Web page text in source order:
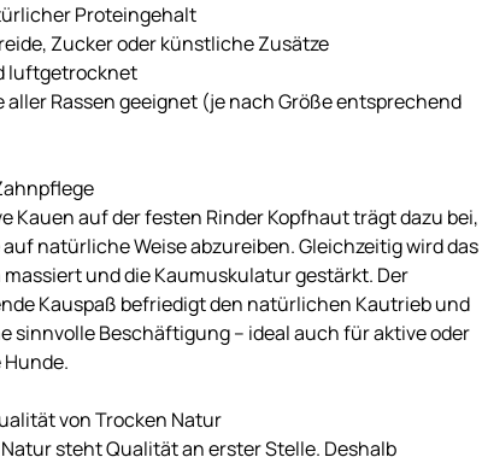
Proteingehalt
Zucker oder künstliche Zusätze
luftgetrocknet
aller Rassen geeignet (je nach Größe entsprechend
Kauen auf der festen Rinder Kopfhaut trägt dazu bei,
natürliche Weise abzureiben. Gleichzeitig wird das
und die Kaumuskulatur gestärkt. Der
Kauspaß befriedigt den natürlichen Kautrieb und
sinnvolle Beschäftigung – ideal auch für aktive oder
von Trocken Natur
steht Qualität an erster Stelle. Deshalb